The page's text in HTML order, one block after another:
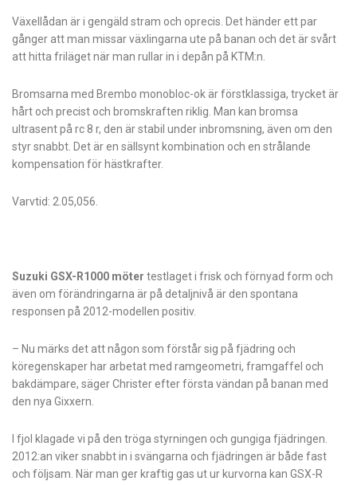
Växellådan är i gengäld stram och oprecis. Det händer ett par
gånger att man missar växlingarna ute på banan och det är svårt
att hitta friläget när man rullar in i depån på KTM:n.
Bromsarna med Brembo mono­bloc-ok är förstklassiga, trycket är
hårt och precist och bromskraften riklig. Man kan bromsa
ultrasent på rc 8 r, den är stabil under inbromsning, även om den
styr snabbt. Det är en sällsynt kombination och en strålande
kompensation för hästkrafter.
Varvtid: 2.05,056.
Suzuki GSX-R1000 möter testlaget i frisk och förnyad form och
även om förändringarna är på detaljnivå är den spontana
responsen på 2012-modellen positiv.
– Nu märks det att någon som förstår sig på fjädring och
köregenskaper har arbetat med ramgeometri, framgaffel och
bakdämpare, säger Christer efter första vändan på banan med
den nya Gixxern.
I fjol klagade vi på den tröga styrningen och gungiga fjädringen.
2012:an viker snabbt in i svängarna och fjädringen är både fast
och följsam­. När man ger kraftig gas ut ur kurvorna kan GSX-R